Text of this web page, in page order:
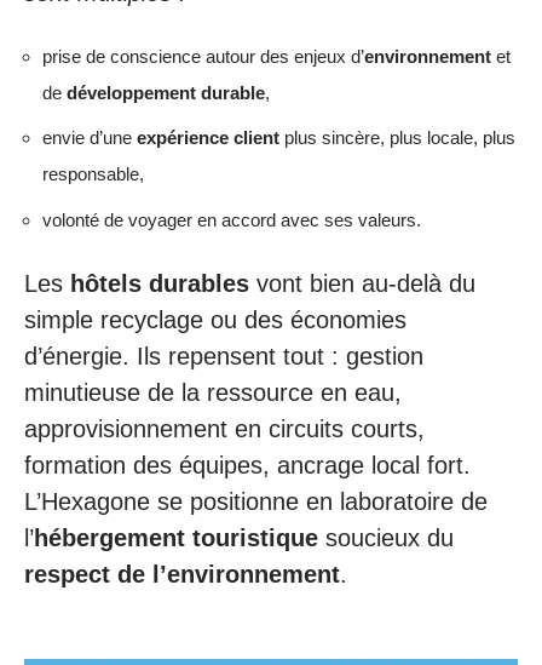
prise de conscience autour des enjeux d’environnement et
de développement durable,
envie d’une expérience client plus sincère, plus locale, plus
responsable,
volonté de voyager en accord avec ses valeurs.
Les hôtels durables vont bien au-delà du
simple recyclage ou des économies
d’énergie. Ils repensent tout : gestion
minutieuse de la ressource en eau,
approvisionnement en circuits courts,
formation des équipes, ancrage local fort.
L’Hexagone se positionne en laboratoire de
l’hébergement touristique soucieux du
respect de l’environnement.